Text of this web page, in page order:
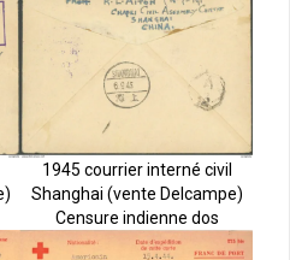
1945 courrier interné civil
Shanghai (vente Delcampe)
Censure indienne dos